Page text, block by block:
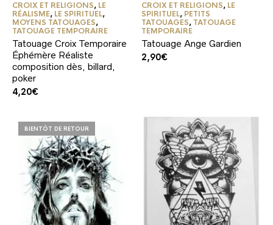
CROIX ET RELIGIONS, LE
RÉALISME, LE SPIRITUEL,
MOYENS TATOUAGES,
TATOUAGE TEMPORAIRE
Tatouage Croix Temporaire
Éphémère Réaliste
composition dès, billard,
poker
4,20€
CROIX ET RELIGIONS, LE
SPIRITUEL, PETITS
TATOUAGES, TATOUAGE
TEMPORAIRE
Tatouage Ange Gardien
2,90€
BIENTÔT DE RETOUR